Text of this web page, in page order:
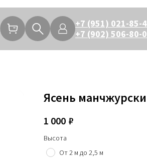
+7 (951) 021-85-
+7 (902) 506-80-
Ясень
1 000 ₽
Высота
От 2 м до 2,5 м